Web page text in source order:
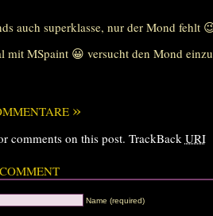
auch superklasse, nur der Mond fehlt
mit MSpaint 😀 versucht den Mond
»
comments on this post. TrackBack URI
Name (required)